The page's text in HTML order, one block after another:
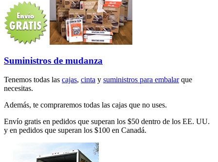
Suministros de mudanza
Tenemos todas las cajas, cinta y suministros para embalarque
necesitas.
Además, te compraremos todas las cajas que no uses.
Envío gratis en pedidos que superan los $50 dentro de los EE. UU.
y en pedidos que superan los $100 en Canadá.